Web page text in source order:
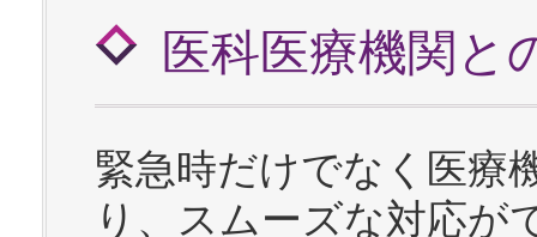
医科医療機関と
緊急時だけでなく医療
り、スムーズな対応が